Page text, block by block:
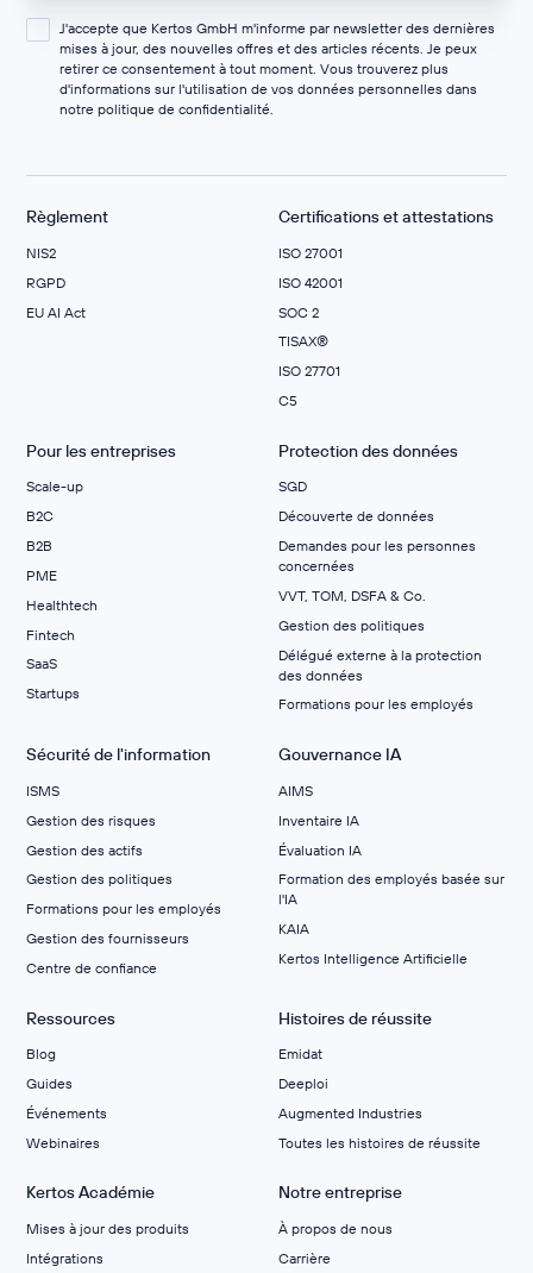
J'accepte que Kertos GmbH m'informe par newsletter des dernières
mises à jour, des nouvelles offres et des articles récents. Je peux
retirer ce consentement à tout moment. Vous trouverez plus
d'informations sur l'utilisation de vos données personnelles dans
notre politique de confidentialité.
Règlement
NIS2
RGPD
EU AI Act
Certifications et attestations
ISO 27001
ISO 42001
SOC 2
TISAX®
ISO 27701
C5
Pour les entreprises
Scale-up
B2C
B2B
PME
Healthtech
Fintech
SaaS
Startups
Protection des données
SGD
Découverte de données
Demandes pour les personnes
concernées
VVT, TOM, DSFA & Co.
Gestion des politiques
Délégué externe à la protection
des données
Formations pour les employés
Sécurité de l'information
ISMS
Gestion des risques
Gestion des actifs
Gestion des politiques
Formations pour les employés
Gestion des fournisseurs
Centre de confiance
Gouvernance IA
AIMS
Inventaire IA
Évaluation IA
Formation des employés basée sur
l'IA
KAIA
Kertos Intelligence Artificielle
Ressources
Blog
Guides
Événements
Webinaires
Histoires de réussite
Emidat
Deeploi
Augmented Industries
Toutes les histoires de réussite
Kertos Académie
Mises à jour des produits
Intégrations
Notre entreprise
À propos de nous
Carrière